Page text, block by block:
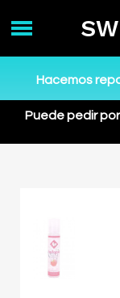
Hacemos
Puede pedir